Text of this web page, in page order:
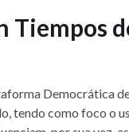
Tiempos
Democrática
tendo como foco o